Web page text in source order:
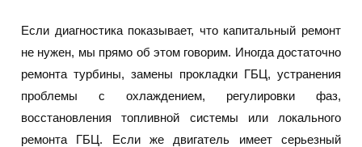
Если диагностика показывает, что капитальный ремонт
не нужен, мы прямо об этом говорим. Иногда достаточно
ремонта турбины, замены прокладки ГБЦ, устранения
проблемы с охлаждением, регулировки фаз,
восстановления топливной системы или локального
ремонта ГБЦ. Если же двигатель имеет серьезный